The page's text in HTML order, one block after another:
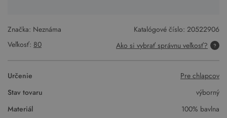
Značka: Neznáma Katalógové číslo: 20522906
Veľkosť: 80 Ako si vybrať správnu veľkosť?
Určenie
Pre chlapcov
Stav tovaru
výborný
Materiál
100% bavlna